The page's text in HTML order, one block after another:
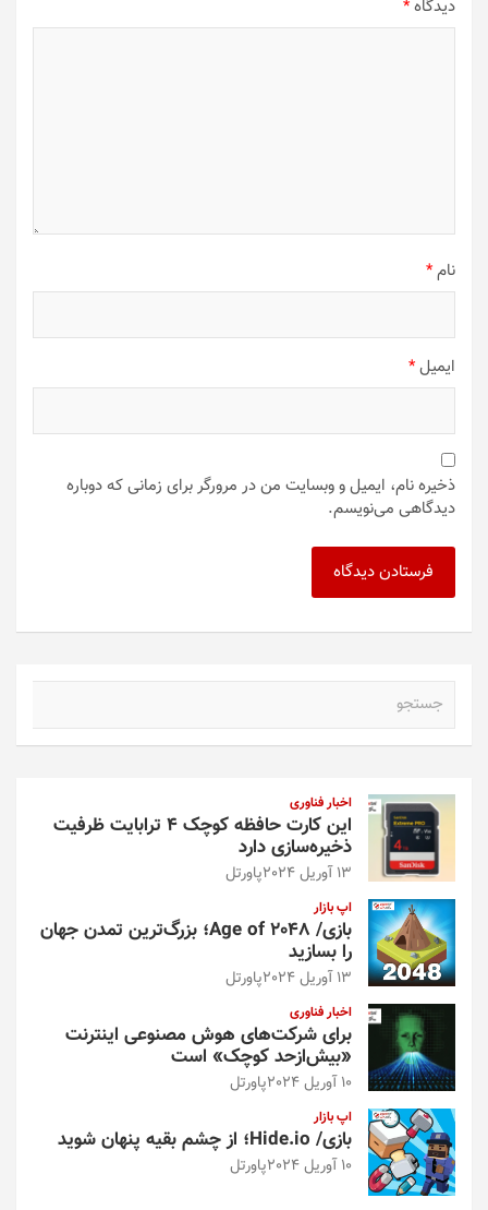
دیدگاه*
نام*
ایمیل*
ذخیره نام، ایمیل و وبسایت من در مرورگر برای زمانی که دوباره
دیدگاهی می‌نویسم.
اخبار فناوری
این کارت حافظه کوچک ۴ ترابایت ظرفیت
ذخیره‌سازی دارد
13 آوریل 2024 پاورتل
اپ بازار
بازی/ Age of 2048؛ بزرگ‌ترین تمدن جهان
را بسازید
13 آوریل 2024 پاورتل
اخبار فناوری
برای شرکت‌های هوش مصنوعی اینترنت
«بیش‌از‌حد کوچک» است
10 آوریل 2024 پاورتل
اپ بازار
بازی/ Hide.io؛ از چشم بقیه پنهان شوید
10 آوریل 2024 پاورتل